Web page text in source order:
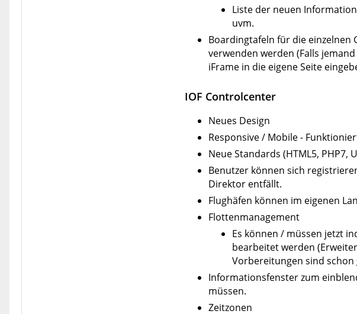
Liste der neuen
uvm.
Boardingtafeln für die einzelnen
verwenden werden (Falls
iFrame in die eigene Seite
IOF Controlcenter
Neues Design
Responsive / Mobile -
Neue Standards (HTML5, PHP7,
Benutzer können sich
Direktor entfällt.
Flughäfen können im eigenen
Flottenmanagement
Es können / müssen jetzt
bearbeitet werden
Vorbereitungen sind schon
Informationsfenster zum
müssen.
Zeitzonen